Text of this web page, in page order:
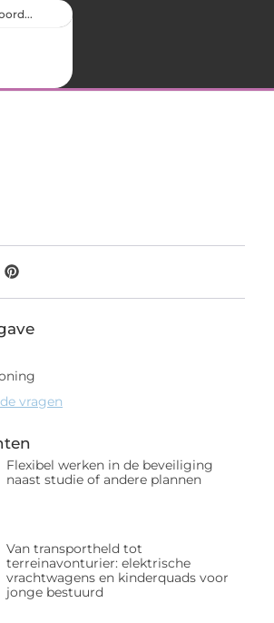
vragen
Flexibel werken in de beveiliging
naast studie of andere plannen
Van transportheld tot
terreinavonturier: elektrische
vrachtwagens en kinderquads voor
jonge bestuurd